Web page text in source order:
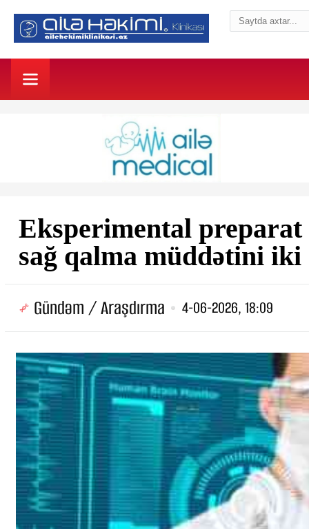
Eksperimental preparat
sağ qalma müddətini iki
Gündəm / Araşdırma 4-06-2026, 18:09